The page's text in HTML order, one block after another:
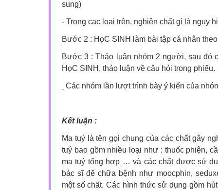
sung)
- Trong cac loại trên, nghiện chất gì là nguy
Bước 2 : HọC SINH làm bài tập cá nhân
Bước 3 : Thảo luận nhóm 2 người, sau đó
HọC SINH, thảo luận về câu hỏi trong phiếu.
Các nhóm lần lượt trình bày ý kiến của
Kết luận :
Ma tuý là tên gọi chung của các chất gây
tuý bao gồm nhiều loại như : thuốc phiện,
ma tuý tổng hợp … và các chất được sử
bác sĩ để chữa bệnh như moocphin,
một số chất. Các hình thức sử dụng gồm